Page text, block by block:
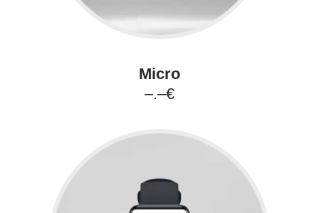
Micro
–.–€